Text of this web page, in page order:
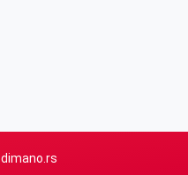
dimano.rs